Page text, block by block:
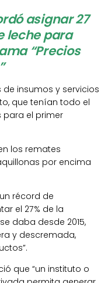
asignar 27
leche para
“Precios
de insumos y servicios
que tenían todo el
para el primer
los remates
por encima
récord de
el 27% de la
daba desde 2015,
y descremada,
que “un instituto o